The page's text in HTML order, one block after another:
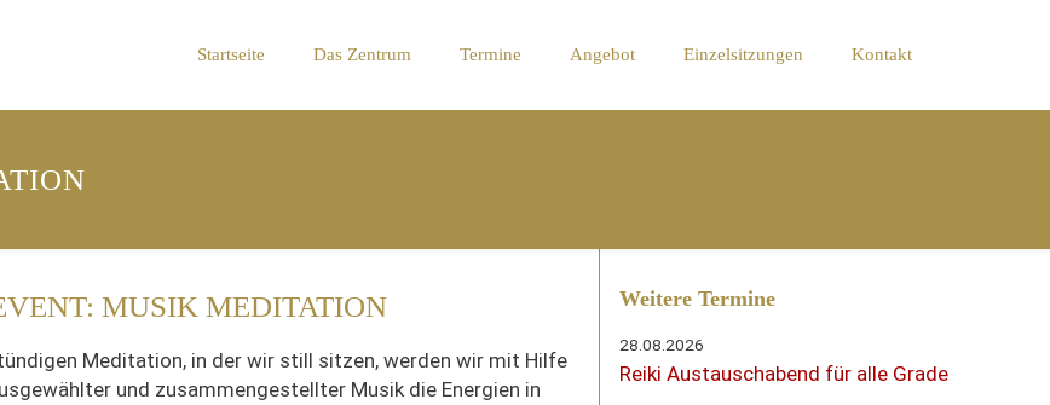
Startseite Das Zentrum Termine Angebot Einzelsitzungen Kontakt
MUSIK MEDITATION
Meditation, in der wir still sitzen, werden wir mit Hilfe
und zusammengestellter Musik die Energien in
Weitere Termine
28.08.2026
Reiki Austauschabend für alle Grade